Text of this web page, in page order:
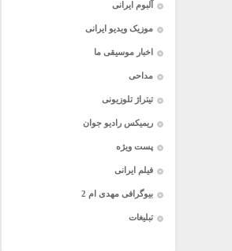
آلبوم ایرانی
موزیک ویدیو ایرانی
اخبار موسیقی ما
مداحی
تیتراژ تلوزیونی
ریمیکس رادیو جوان
پست ویژه
فیلم ایرانی
بیوگرافی مهدی ام 2
تبلیغات